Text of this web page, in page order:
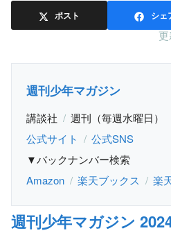
ポスト シェ
週刊少年マガジン
講談社
週刊（毎週水曜日）
公式サイト
公式SNS
▼バックナンバー検索
Amazon
楽天ブックス 楽
週刊少年マガジン